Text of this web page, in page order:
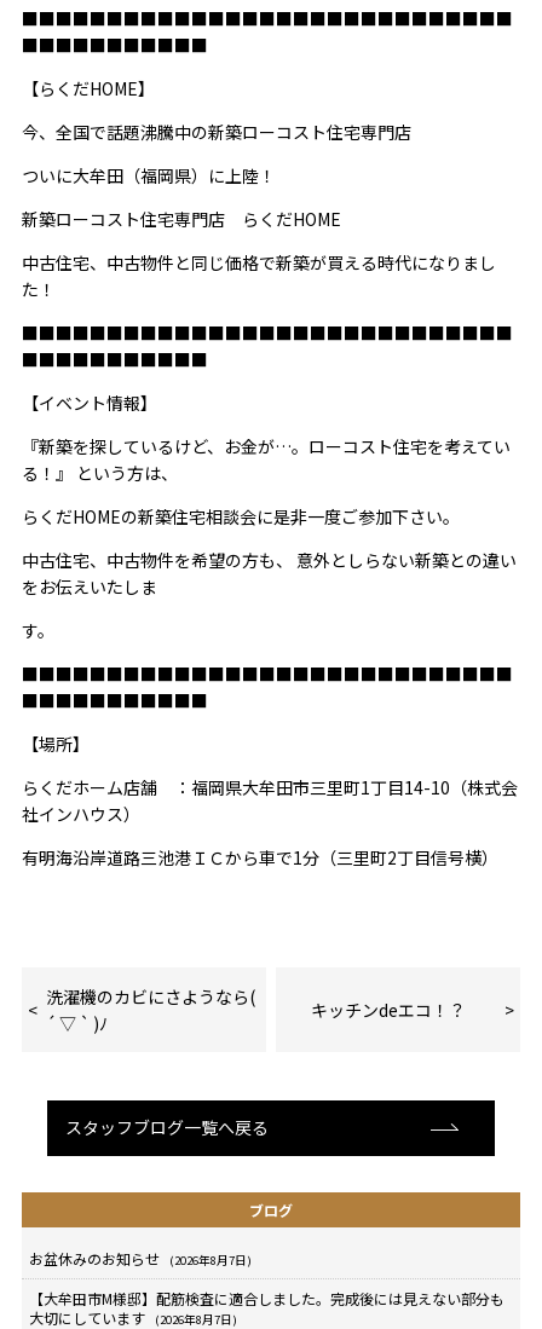
■■■■■■■■■■■■■■■■■■■■■■■■■■■■■
■■■■■■■■■■■
【らくだHOME】
今、全国で話題沸騰中の新築ローコスト住宅専門店
ついに大牟田（福岡県）に上陸！
新築ローコスト住宅専門店 らくだHOME
中古住宅、中古物件と同じ価格で新築が買える時代になりまし
た！
■■■■■■■■■■■■■■■■■■■■■■■■■■■■■
■■■■■■■■■■■
【イベント情報】
『新築を探しているけど、お金が…。ローコスト住宅を考えてい
る！』 という方は、
らくだHOMEの新築住宅相談会に是非一度ご参加下さい。
中古住宅、中古物件を希望の方も、 意外としらない新築との違い
をお伝えいたしま
す。
■■■■■■■■■■■■■■■■■■■■■■■■■■■■■
■■■■■■■■■■■
【場所】
らくだホーム店舗 ：福岡県大牟田市三里町1丁目14-10（株式会
社インハウス）
有明海沿岸道路三池港ＩＣから車で1分（三里町2丁目信号横）
洗濯機のカビにさようなら(
´ ▽ ` )ﾉ
キッチンdeエコ！？
スタッフブログ一覧へ戻る
ブログ
お盆休みのお知らせ (2026年8月7日)
【大牟田市M様邸】配筋検査に適合しました。完成後には見えない部分も
大切にしています
(2026年8月7日)